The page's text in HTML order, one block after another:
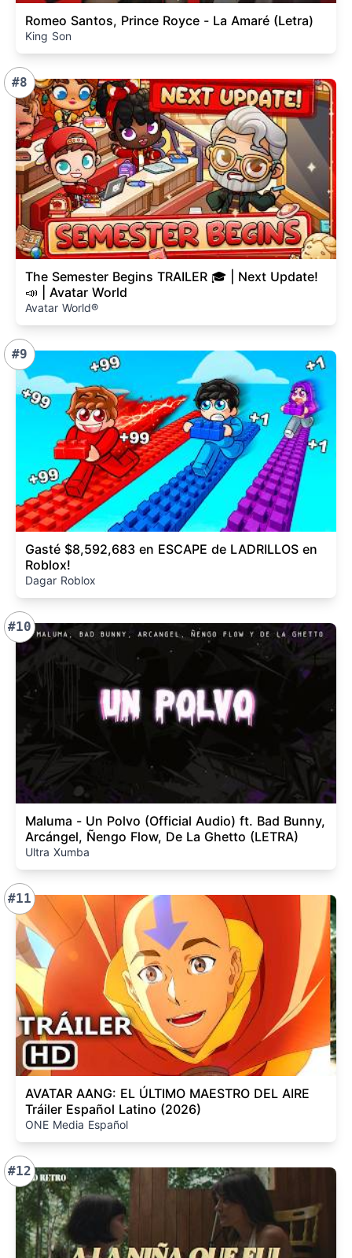
Romeo Santos, Prince Royce - La Amaré (Letra)
King Son
#8
The Semester Begins TRAILER 🎓 | Next Update!
📣 | Avatar World
Avatar World®
#9
Gasté $8,592,683 en ESCAPE de LADRILLOS en
Roblox!
Dagar Roblox
#10
Maluma - Un Polvo (Official Audio) ft. Bad Bunny,
Arcángel, Ñengo Flow, De La Ghetto (LETRA)
Ultra Xumba
#11
AVATAR AANG: EL ÚLTIMO MAESTRO DEL AIRE
Tráiler Español Latino (2026)
ONE Media Español
#12